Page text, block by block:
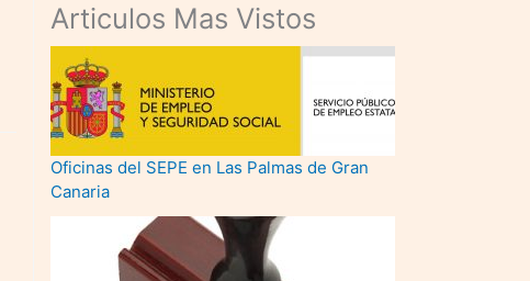
Articulos Mas Vistos
Oficinas del SEPE en Las Palmas de Gran
Canaria